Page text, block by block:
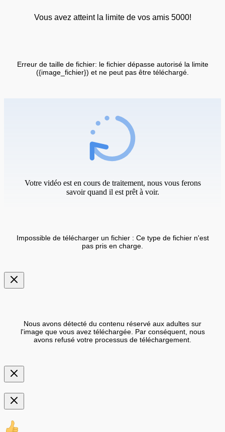
Vous avez atteint la limite de vos amis 5000!
Erreur de taille de fichier: le fichier dépasse autorisé la limite
({image_fichier}) et ne peut pas être téléchargé.
Votre vidéo est en cours de traitement, nous vous ferons
savoir quand il est prêt à voir.
Impossible de télécharger un fichier : Ce type de fichier n'est
pas pris en charge.
Nous avons détecté du contenu réservé aux adultes sur
l'image que vous avez téléchargée. Par conséquent, nous
avons refusé votre processus de téléchargement.